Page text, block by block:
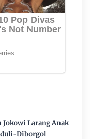
Jokowi Larang Anak
Diborgol